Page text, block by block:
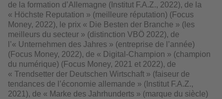
de la formation d’Allemagne (Institut F.A.Z., 2022), de la
« Höchste Reputation » (meilleure réputation) (Focus
Money, 2022), le prix « Die Besten der Branche » (les
meilleurs du secteur » (distinction VBÖ 2022), de
l’« Unternehmen des Jahres » (entreprise de l’année)
(Focus Money, 2022), de « Digital-Champion » (champion
du numérique) (Focus Money, 2021 et 2022), de
« Trendsetter der Deutschen Wirtschaft » (faiseur de
tendances de l’économie allemande » (Institut F.A.Z.,
2021), de « Marke des Jahrhunderts » (marque du siècle)